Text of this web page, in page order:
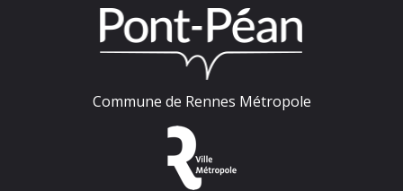
Commune de Rennes Métropole